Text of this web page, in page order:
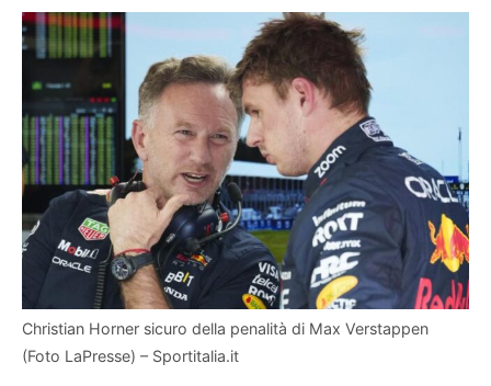
Christian Horner sicuro della penalità di Max Verstappen
(Foto LaPresse) – Sportitalia.it